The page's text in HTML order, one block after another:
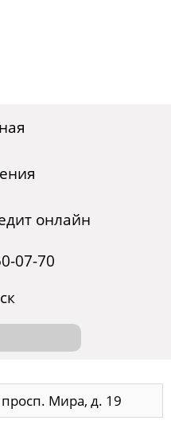
онлайн
07-70
просп. Мира, д. 19